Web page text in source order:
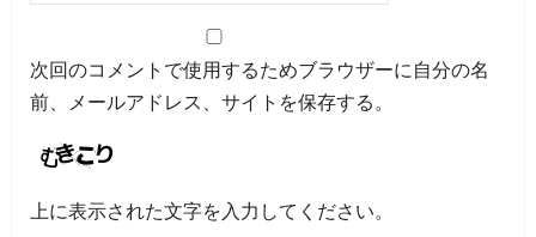
次回のコメントで使用するためブラウザーに自分の名
前、メールアドレス、サイトを保存する。
上に表示された文字を入力してください。